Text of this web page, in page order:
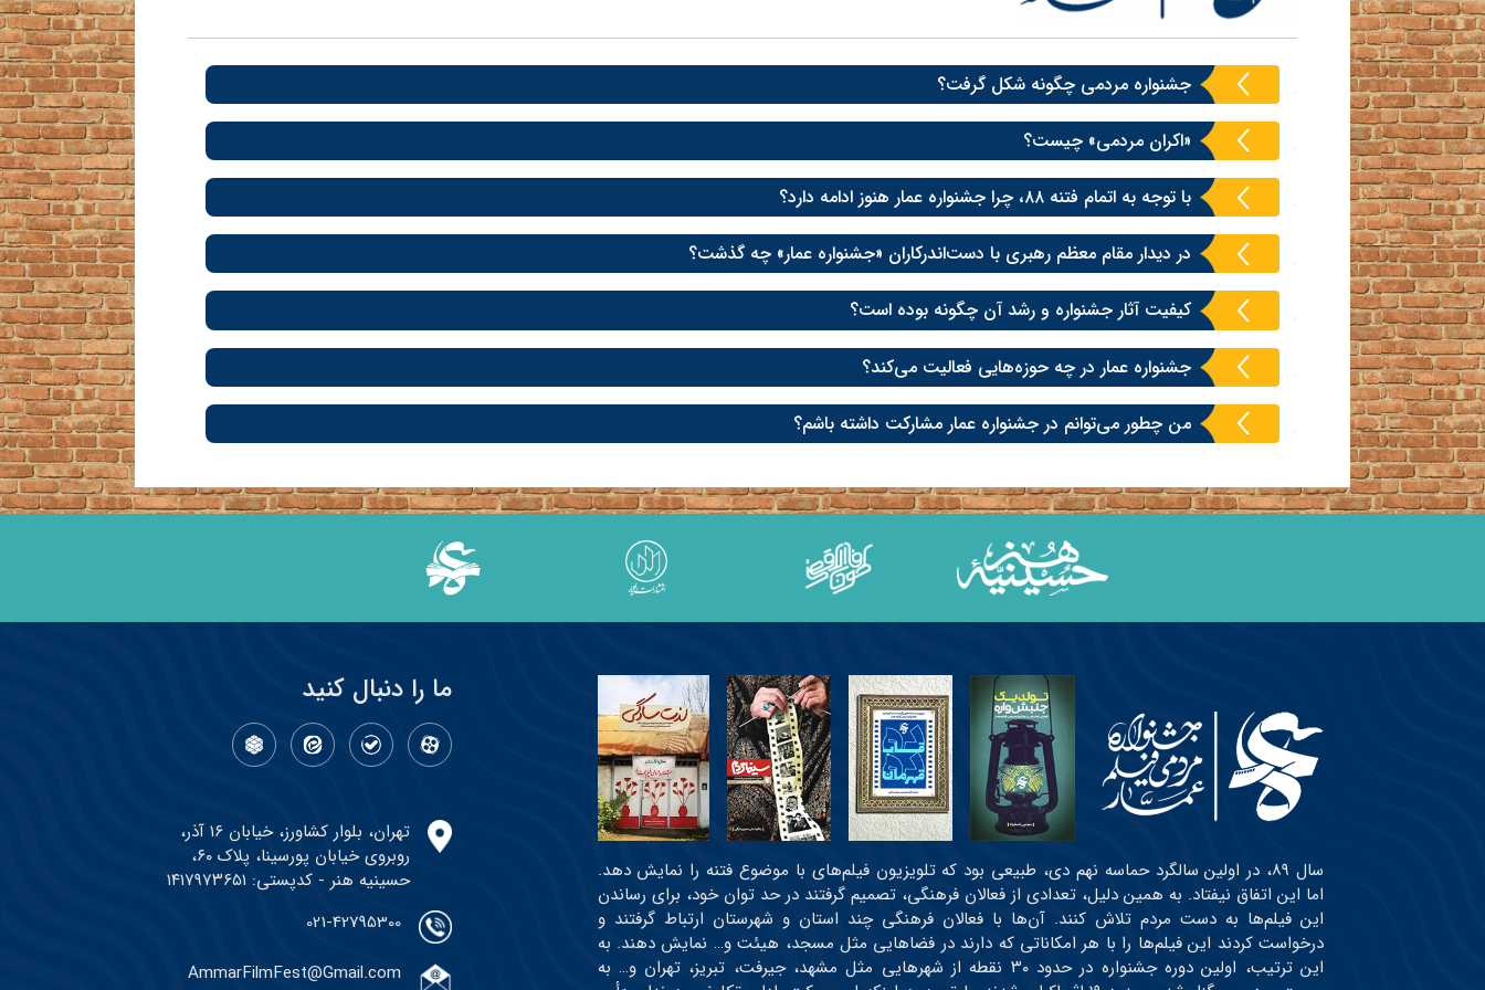
جشنواره مردمی چگونه شکل گرفت؟
«اکران مردمی» چیست؟
با توجه به اتمام فتنه ۸۸، چرا جشنواره عمار هنوز ادامه دارد؟
در دیدار مقام معظم رهبری با دست‌اندرکاران «جشنواره عمار» چه گذشت؟
کیفیت آثار جشنواره و رشد آن چگونه بوده است؟
جشنواره عمار در چه حوزه‌هایی فعالیت می‌کند؟
من چطور می‌توانم در جشنواره عمار مشارکت داشته باشم؟
سال ۸۹، در اولین سالگرد حماسه نهم دی، طبیعی بود که تلویزیون فیلم‌های با موضوع فتنه را نمایش دهد.
اما این اتفاق نیفتاد. به همین دلیل، تعدادی از فعالان فرهنگی، تصمیم گرفتند در حد توان خود، برای رساندن
این فیلم‌ها به دست مردم تلاش کنند. آن‌ها با فعالان فرهنگی چند استان و شهرستان ارتباط گرفتند و
درخواست کردند این فیلم‌ها را با هر امکاناتی که دارند در فضاهایی مثل مسجد، هیئت و… نمایش دهند. به
این ترتیب، اولین دوره جشنواره در حدود ۳۰ نقطه از شهرهایی مثل مشهد، جیرفت، تبریز، تهران و… به
ما را دنبال کنید
تهران، بلوار کشاورز، خیابان ۱۶ آذر،
روبروی خیابان پورسینا، پلاک ۶۰،
حسینیه هنر - کدپستی: ۱۴۱۷۹۷۳۶۵۱
021-42795300
AmmarFilmFest@Gmail.com